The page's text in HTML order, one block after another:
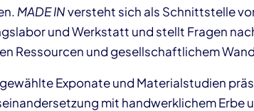
MADE INversteht sich als Schnittstelle
und Werkstatt und stellt Fragen
Ressourcen und gesellschaftlichem
Exponate und Materialstudien
mit handwerklichem Erbe